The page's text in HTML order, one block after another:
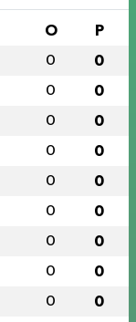
O P
0 0
0 0
0 0
0 0
0 0
0 0
0 0
0 0
0 0